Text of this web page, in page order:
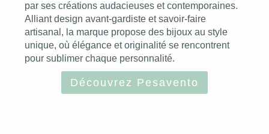
par ses créations audacieuses et contemporaines.
Alliant design avant-gardiste et savoir-faire
artisanal, la marque propose des bijoux au style
unique, où élégance et originalité se rencontrent
pour sublimer chaque personnalité.
Découvrez Pesavento